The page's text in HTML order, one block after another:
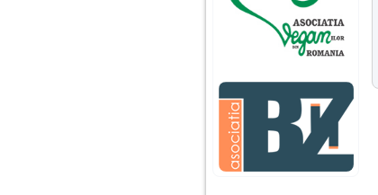
ei, am fost o mama
egoista, preocupata
de implinirea
profesionala, cand ea
era mica am neglijat-
agresiva, orice
greseala era taxata cu
o palma sau pedepse.
De 4 ani am o relatie
serioasa cu un barbat